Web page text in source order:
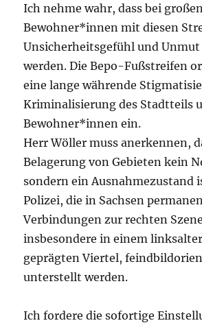
Ich nehme wahr, dass bei
Bewohner*innen mit diesen
Unsicherheitsgefühl und Unmut
werden. Die Bepo-Fußstreifen
eine lange währende
Kriminalisierung des Stadtteils
Bewohner*innen ein.
Herr Wöller muss anerkennen,
Belagerung von Gebieten kein
sondern ein Ausnahmezustand
Polizei, die in Sachsen
Verbindungen zur rechten
insbesondere in einem
geprägten Viertel,
unterstellt werden.
Ich fordere die sofortige